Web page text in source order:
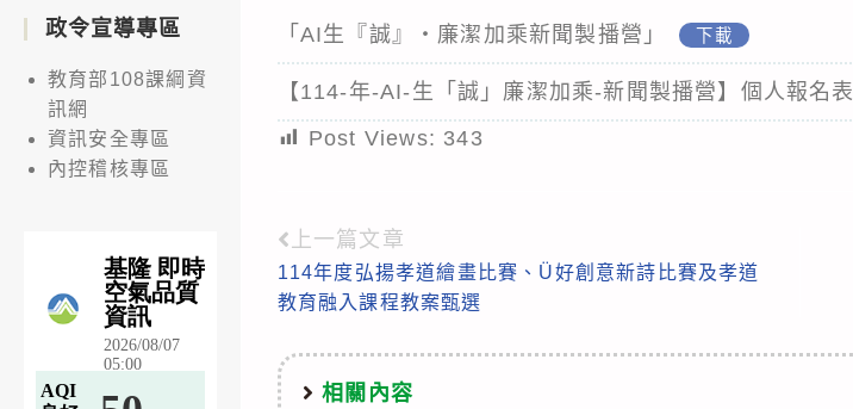
「AI生『誠』‧廉潔加乘新聞製播營」 下載
【114-年-AI-生「誠」廉潔加乘-新聞製播營】個人報名表
Post Views: 343
Read
more
上一篇文章
114年度弘揚孝道繪畫比賽、Ü好創意新詩比賽及孝道
教育融入課程教案甄選
相關內容
政令宣導專區
教育部108課綱資
訊網
資訊安全專區
內控稽核專區